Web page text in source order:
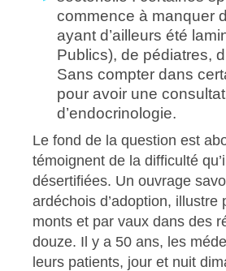
commence à manquer
ayant d’ailleurs été
Publics), de pédiatres,
Sans compter dans
pour avoir une
d’endocrinologie.
Le fond de la question est
témoignent de la difficulté
désertifiées. Un ouvrage
ardéchois d’adoption,
monts et par vaux dans des
douze. Il y a 50 ans, les
leurs patients, jour et nuit